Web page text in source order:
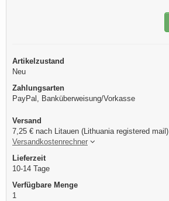
Artikelzustand
Neu
Zahlungsarten
PayPal, Banküberweisung/Vorkasse
Versand
7,25 € nach Litauen (Lithuania registered mail)
Versandkostenrechner
Lieferzeit
10-14 Tage
Verfügbare Menge
1